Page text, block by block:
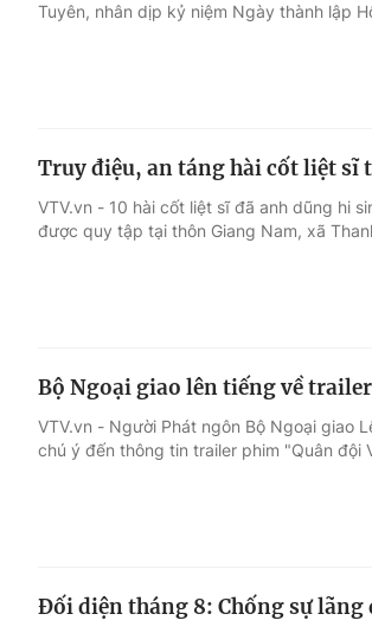
Tuyên, nhân dịp kỷ niệm Ngày thành lập
Truy điệu, an táng hài cốt liệt sĩ
VTV.vn - 10 hài cốt liệt sĩ đã anh dũng hi
được quy tập tại thôn Giang Nam, xã
Bộ Ngoại giao lên tiếng về
VTV.vn - Người Phát ngôn Bộ Ngoại giao
chú ý đến thông tin trailer phim "Quân đội
Đối diện tháng 8: Chống sự lãng